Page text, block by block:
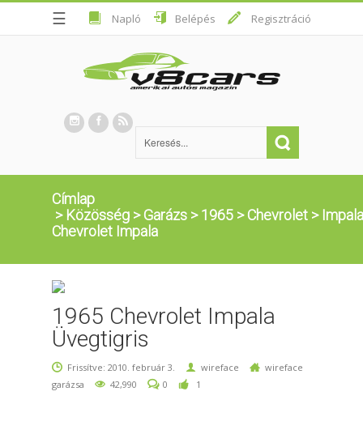
☰ Napló Belépés Regisztráció
Címlap
> Közösség >Garázs >1965 >Chevrolet > Impala
Chevrolet Impala
1965 Chevrolet Impala
Üvegtigris
Frissítve: 2010. február 3. wireface
wireface
garázsa
42,990 0 1